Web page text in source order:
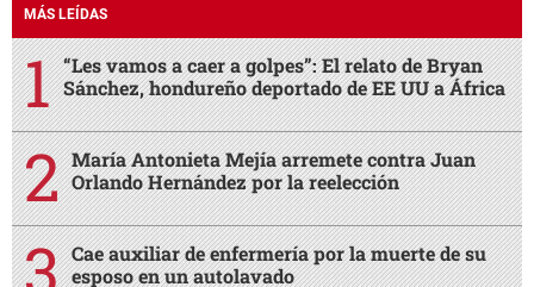
MÁS LEÍDAS
“Les vamos a caer a golpes”: El relato de Bryan
Sánchez, hondureño deportado de EE UU a África
María Antonieta Mejía arremete contra Juan
Orlando Hernández por la reelección
Cae auxiliar de enfermería por la muerte de su
esposo en un autolavado